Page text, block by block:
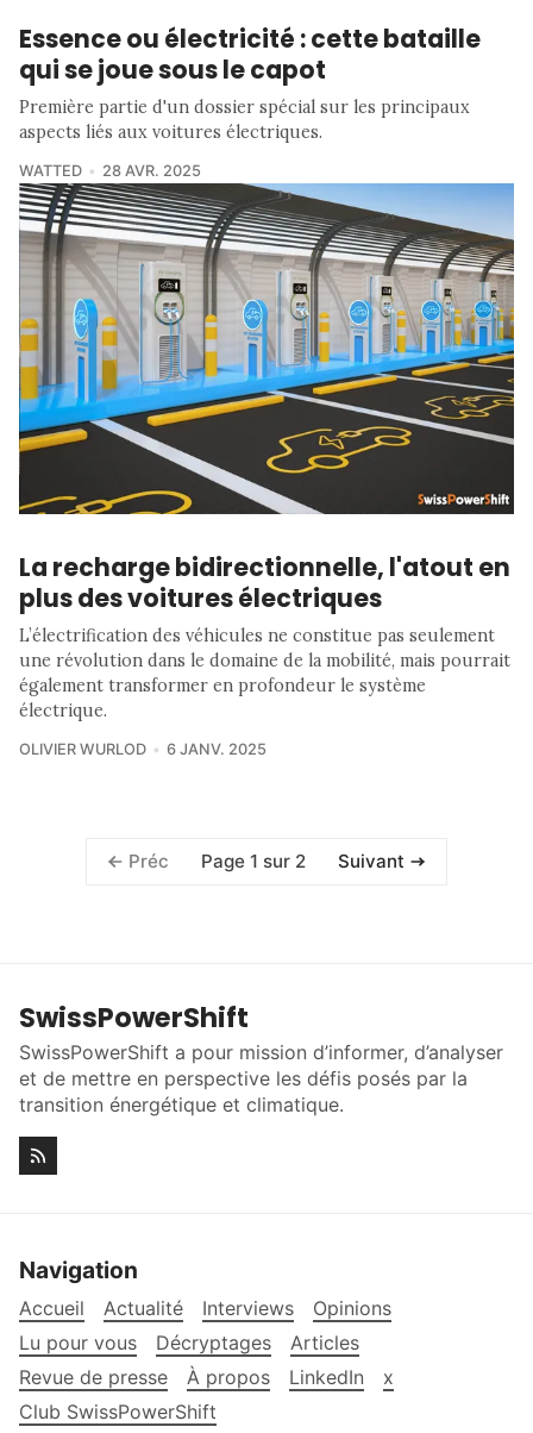
Essence ou électricité : cette bataille
qui se joue sous le capot
Première partie d'un dossier spécial sur les principaux
aspects liés aux voitures électriques.
WATTED 28 AVR. 2025
La recharge bidirectionnelle, l'atout en
plus des voitures électriques
L’électrification des véhicules ne constitue pas seulement
une révolution dans le domaine de la mobilité, mais pourrait
également transformer en profondeur le système
électrique.
OLIVIER WURLOD 6 JANV. 2025
Préc Page 1 sur 2 Suivant
SwissPowerShift
SwissPowerShift a pour mission d’informer, d’analyser
et de mettre en perspective les défis posés par la
transition énergétique et climatique.
Navigation
Accueil Actualité Interviews
Opinions
Lu pour vous
Décryptages
Articles
Revue de presse
À propos LinkedIn
x
Club SwissPowerShift